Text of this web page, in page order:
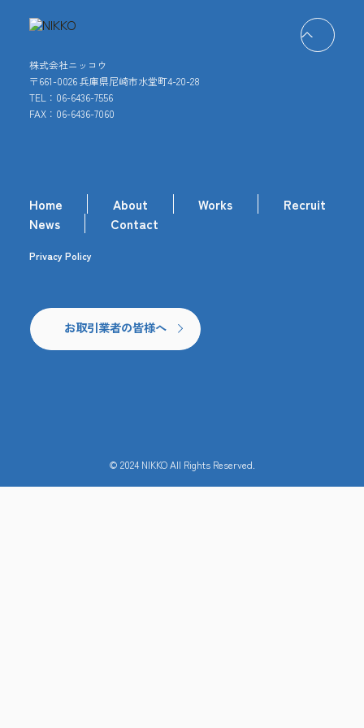
株式会社ニッコウ
〒661-0026 兵庫県尼崎市水堂町4-20-28
TEL：06-6436-7556
FAX：06-6436-7060
Home About Works
Recruit
News
Contact
Privacy Policy
お取引業者の皆様へ
© 2024 NIKKO All Rights Reserved.